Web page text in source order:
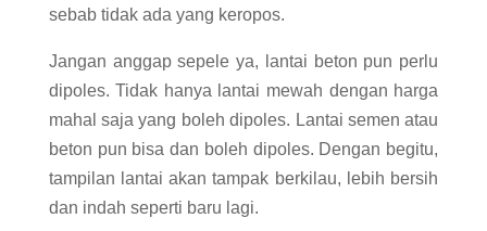
sebab tidak ada yang keropos.
Jangan anggap sepele ya, lantai beton pun perlu
dipoles. Tidak hanya lantai mewah dengan harga
mahal saja yang boleh dipoles. Lantai semen atau
beton pun bisa dan boleh dipoles. Dengan begitu,
tampilan lantai akan tampak berkilau, lebih bersih
dan indah seperti baru lagi.